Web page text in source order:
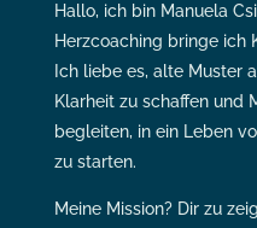
Hallo, ich bin Manuela
Herzcoaching bringe ich
Ich liebe es, alte Muster
Klarheit zu schaffen und
begleiten, in ein Leben
zu starten.
Meine Mission? Dir zu